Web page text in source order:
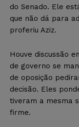
do Senado. Ele
que não dá para
proferiu Aziz.
Houve discussão
de governo se
de oposição
decisão. Eles
tiveram a mesma
firme.